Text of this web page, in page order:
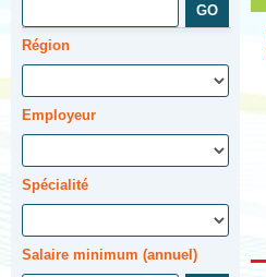
Région
Employeur
Spécialité
Salaire minimum (annuel)